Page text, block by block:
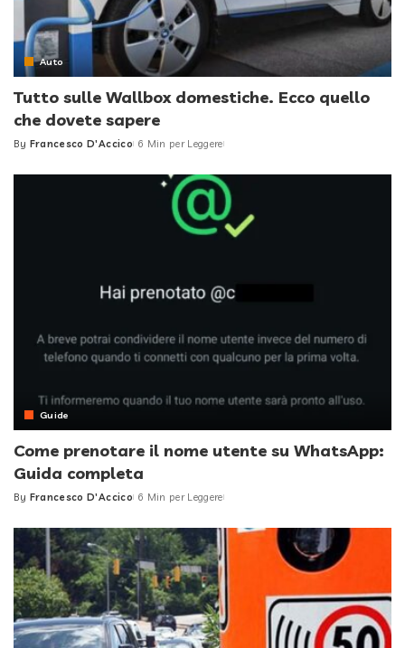
Auto
Tutto sulle Wallbox domestiche. Ecco quello
che dovete sapere
Posted
By Francesco D'Accico 6 Min per Leggere
Guide
Come prenotare il nome utente su WhatsApp:
Guida completa
Posted
By Francesco D'Accico 6 Min per Leggere